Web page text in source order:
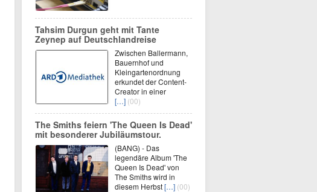
Tahsim Durgun geht mit Tante
Zeynep auf Deutschlandreise
Zwischen Ballermann,
Bauernhof und
Kleingartenordnung
erkundet der Content-
Creator in einer
[…] (00)
The Smiths feiern 'The Queen Is Dead'
mit besonderer Jubiläumstour.
(BANG) - Das
legendäre Album 'The
Queen Is Dead' von
The Smiths wird in
diesem Herbst[…] (00)